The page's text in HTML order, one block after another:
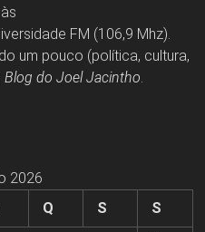
FM (106,9 Mhz).
um pouco (política, cultura,
Blog do Joel Jacintho
2026
Q S
S